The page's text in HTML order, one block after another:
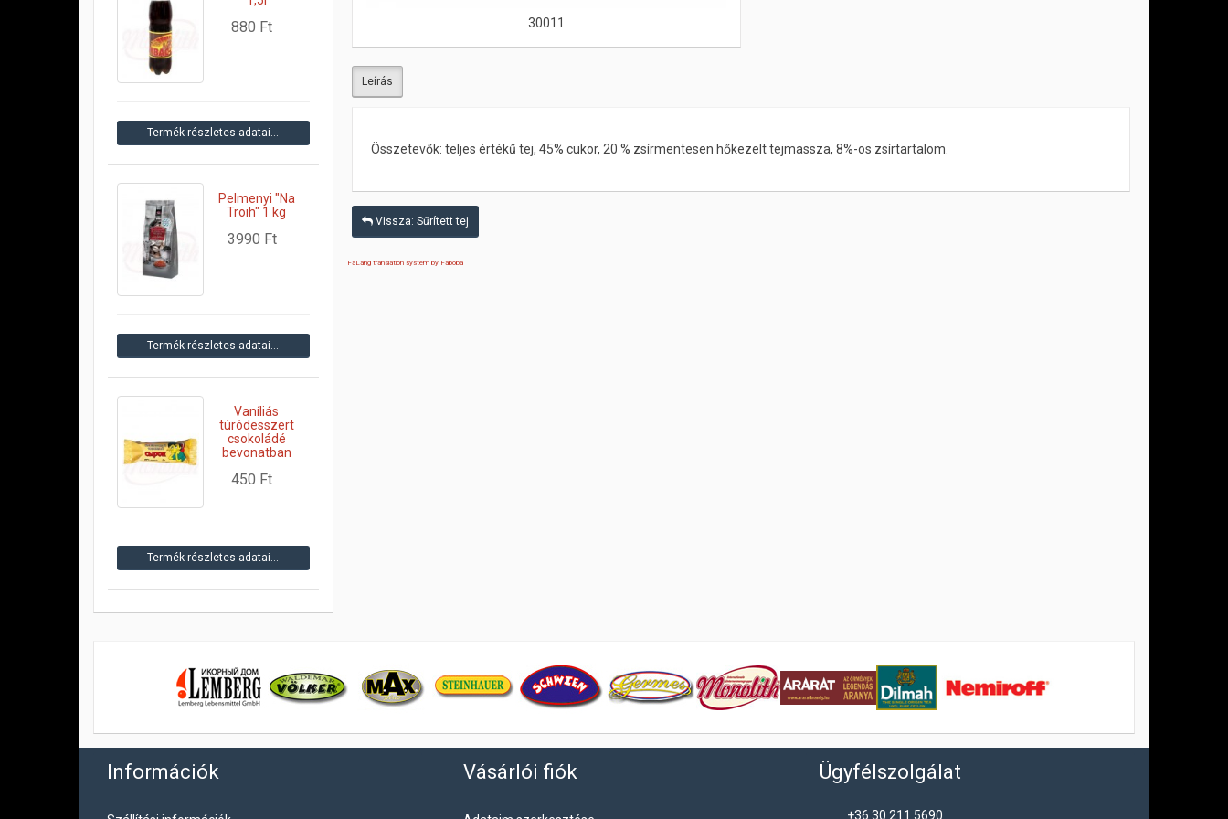
30011
Leírás
Összetevők: teljes értékű tej, 45% cukor, 20 % zsírmentesen hőkezelt tejmassza, 8%-os zsírtartalom.
Vissza: Sűrített tej
FaLang translation system by Faboba
880 Ft
Termék részletes adatai…
Pelmenyi "Na
Troih" 1 kg
3990 Ft
Termék részletes adatai…
Vaníliás
túródesszert
csokoládé
bevonatban
450 Ft
Termék részletes adatai…
Információk Vásárlói fiók Ügyfélszolgálat
+36 30 211 5690